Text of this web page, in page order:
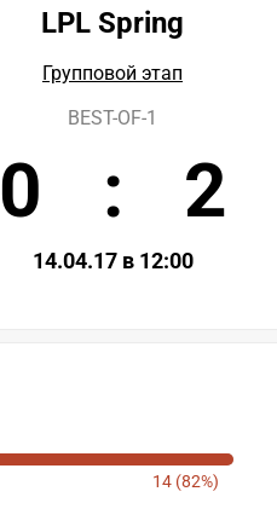
LPL Spring
Групповой этап
BEST-OF-1
0 : 2
14.04.17 в 12:00
14 (82%)